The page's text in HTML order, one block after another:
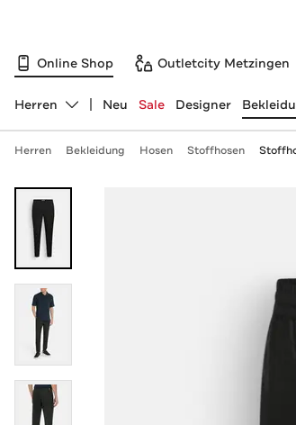
Online Shop Outletcity Metzingen
Abteilung ändern, ausgewählt:
Herren Neu Sale Designer
Herren Bekleidung Hosen Stoffhosen